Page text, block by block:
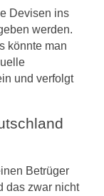
Devisen ins
werden.
könnte man
und verfolgt
Betrüger
das zwar nicht